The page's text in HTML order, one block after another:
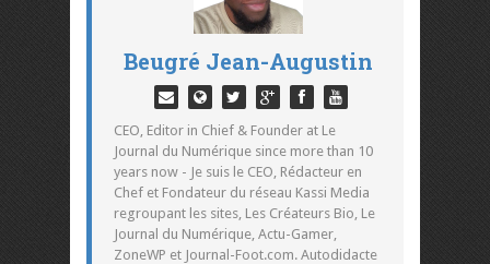
Beugré Jean-Augustin
CEO, Editor in Chief & Founder at Le
Journal du Numérique since more than 10
years now - Je suis le CEO, Rédacteur en
Chef et Fondateur du réseau Kassi Media
regroupant les sites, Les Créateurs Bio, Le
Journal du Numérique, Actu-Gamer,
ZoneWP et Journal-Foot.com. Autodidacte